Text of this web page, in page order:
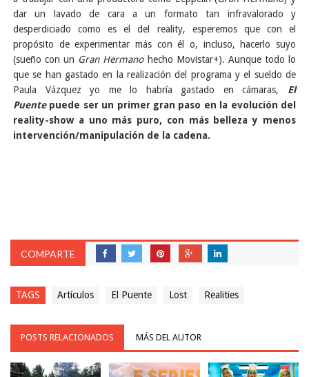
dar un lavado de cara a un formato tan infravalorado y
desperdiciado como es el del reality, esperemos que con el
propósito de experimentar más con él o, incluso, hacerlo suyo
(sueño con un Gran Hermanohecho Movistar+). Aunque todo lo
que se han gastado en la realización del programa y el sueldo de
Paula Vázquez yo me lo habría gastado en cámaras, El
Puente puede ser un primer gran paso en la evolución del
reality-show a uno más puro, con más belleza y menos
intervención/manipulación de la cadena.
COMPARTE
TAGS Artículos El Puente Lost Realities
POSTS RELACIONADOS MÁS DEL AUTOR